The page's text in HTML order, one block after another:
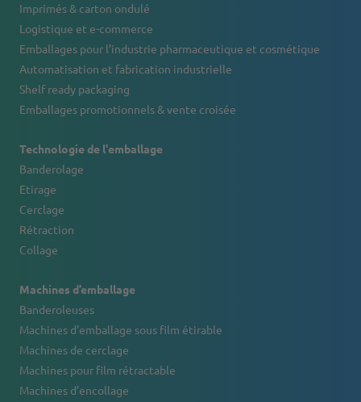
Imprimés & carton ondulé
Logistique et e-commerce
Emballages pour l’industrie pharmaceutique et cosmétique
Automatisation et fabrication industrielle
Shelf ready packaging
Emballages promotionnels & vente croisée
Technologie de l'emballage
Banderolage
Etirage
Cerclage
Rétraction
Collage
Machines d’emballage
Banderoleuses
Machines d'emballage sous film étirable
Machines de cerclage
Machines pour film rétractable
Machines d’encollage